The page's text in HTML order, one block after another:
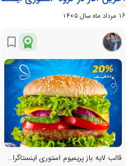
16 مرداد ماه سال 1405
workspace_premium
bookmark_border
قالب لایه باز پریمیوم استوری اینستاگرام تخفیف فست فود و رستوران psd